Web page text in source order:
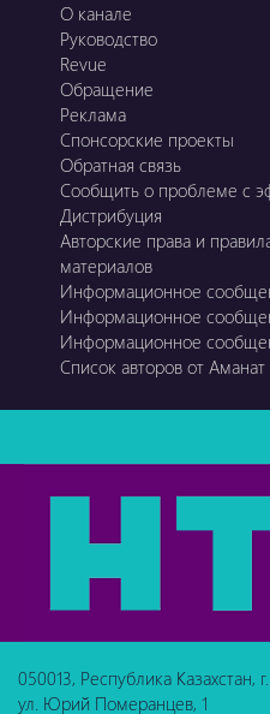
О канале
Руководство
Revue
Обращение
Реклама
Спонсорские проекты
Обратная связь
Сообщить о проблеме с
Дистрибуция
Авторские права и
материалов
Информационное
Информационное
Информационное
Список авторов от Аманат
050013, Республика Казахстан,
ул. Юрий Померанцев, 1